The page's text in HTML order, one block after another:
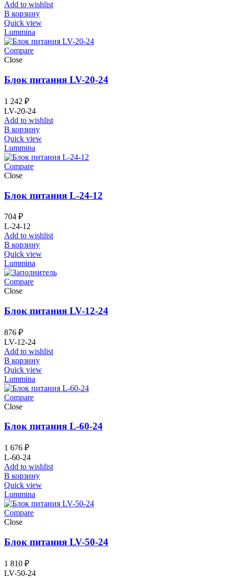
Add to wishlist
В корзину
Quick view
Lummina
Compare
Close
Блок питания LV-20-24
1 242 ₽
LV-20-24
Add to wishlist
В корзину
Quick view
Lummina
Compare
Close
Блок питания L-24-12
704 ₽
L-24-12
Add to wishlist
В корзину
Quick view
Lummina
Compare
Close
Блок питания LV-12-24
876 ₽
LV-12-24
Add to wishlist
В корзину
Quick view
Lummina
Compare
Close
Блок питания L-60-24
1 676 ₽
L-60-24
Add to wishlist
В корзину
Quick view
Lummina
Compare
Close
Блок питания LV-50-24
1 810 ₽
LV-50-24